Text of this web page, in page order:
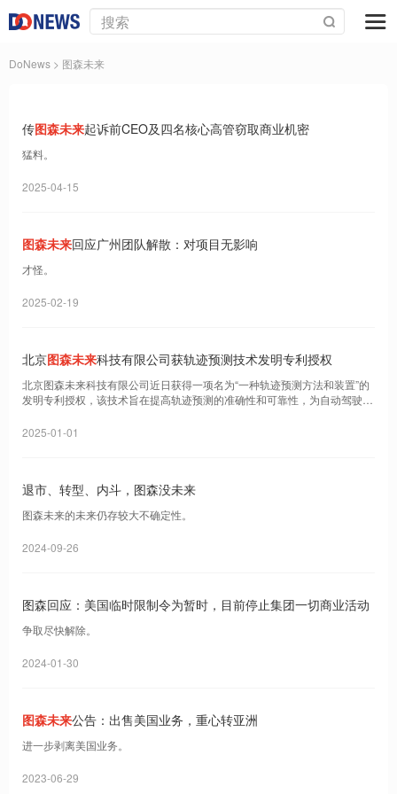
DoNews > 图森未来
传图森未来起诉前CEO及四名核心高管窃取商业机密
猛料。
2025-04-15
图森未来回应广州团队解散：对项目无影响
才怪。
2025-02-19
北京图森未来科技有限公司获轨迹预测技术发明专利授权
北京图森未来科技有限公司近日获得一项名为“一种轨迹预测方法和装置”的
发明专利授权，该技术旨在提高轨迹预测的准确性和可靠性，为自动驾驶等
2025-01-01
退市、转型、内斗，图森没未来
图森未来的未来仍存较大不确定性。
2024-09-26
图森回应：美国临时限制令为暂时，目前停止集团一切商业活动
争取尽快解除。
2024-01-30
图森未来公告：出售美国业务，重心转亚洲
进一步剥离美国业务。
2023-06-29